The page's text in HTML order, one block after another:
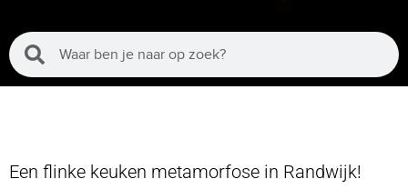
Een flinke keuken metamorfose in Randwijk!